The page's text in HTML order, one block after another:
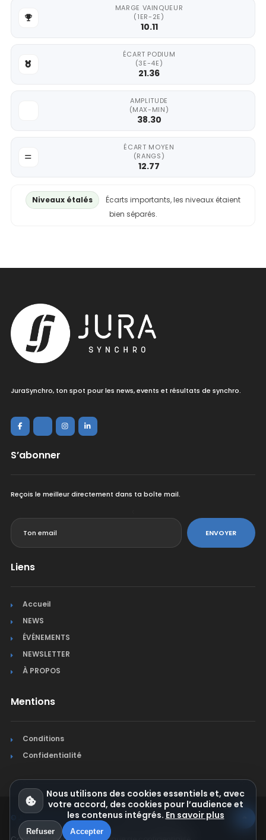
MARGE VAINQUEUR
(1ER-2E)
10.11
ÉCART PODIUM
(3E-4E)
21.36
AMPLITUDE
(MAX-MIN)
38.30
ÉCART MOYEN
(RANGS)
12.77
Niveaux étalés
Écarts importants, les niveaux étaient
bien séparés.
JuraSynchro, ton spot pour les news, events et résultats de synchro.
S’abonner
Reçois le meilleur directement dans ta boîte mail.
ENVOYER
Liens
Accueil
NEWS
ÉVÉNEMENTS
NEWSLETTER
À PROPOS
Mentions
Conditions
Confidentialité
© Jura Synchro 2015-2026. Tous droits réservés.
Nous utilisons des cookies essentiels et, avec
votre accord, des cookies pour l’audience et
les contenus intégrés. En savoir plus
Refuser Accepter